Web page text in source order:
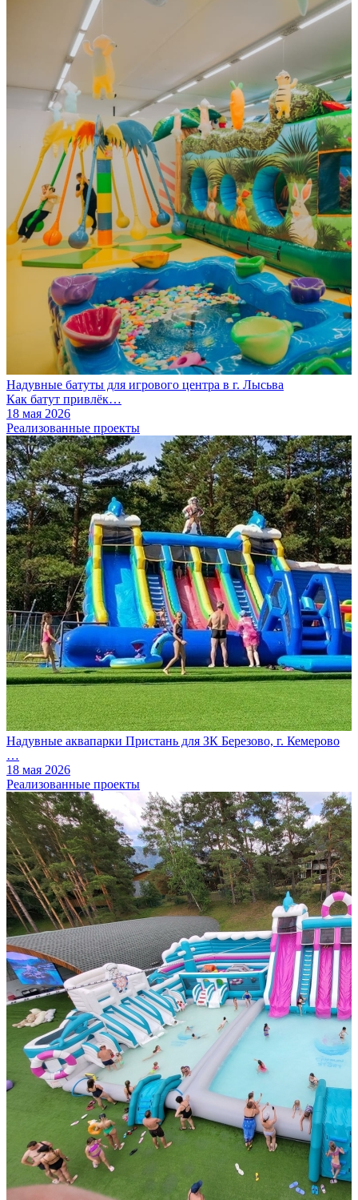
Надувные батуты для игрового центра в г. Лысьва
Как батут привлёк…
18 мая 2026
Реализованные проекты
Надувные аквапарки Пристань для ЗК Березово, г. Кемерово
…
18 мая 2026
Реализованные проекты